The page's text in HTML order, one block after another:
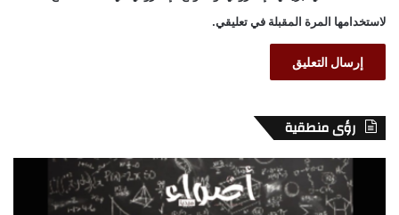
لاستخدامها المرة المقبلة في تعليقي.
رؤى منطقية